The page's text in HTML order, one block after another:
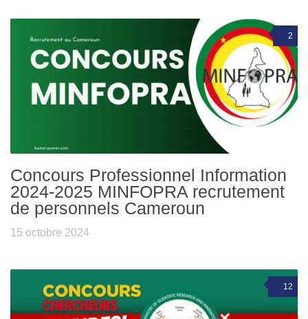
2
Concours Professionnel Information
2024-2025 MINFOPRA recrutement
de personnels Cameroun
15 octobre 2024
12